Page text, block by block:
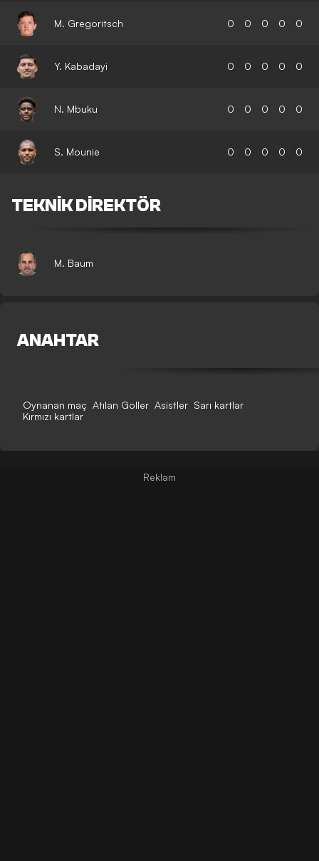
M. Gregoritsch 0 0 0 0 0
Y. Kabadayi 0 0 0 0 0
N. Mbuku 0 0 0 0 0
S. Mounie 0 0 0 0 0
TEKNIK DIREKTÖR
M. Baum
ANAHTAR
Oynanan maç Atılan Goller Asistler Sarı kartlar
Kırmızı kartlar